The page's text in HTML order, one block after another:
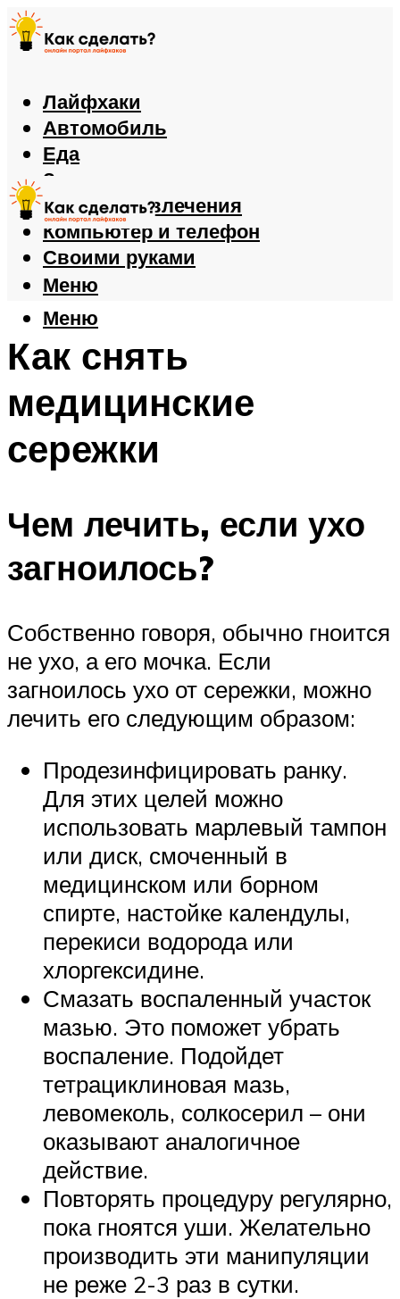
Лайфхаки
Автомобиль
Еда
Здоровье
Игры и развлечения
Компьютер и телефон
Своими руками
Меню
Меню
Как снять
медицинские
сережки
Чем лечить, если ухо
загноилось?
Собственно говоря, обычно гноится
не ухо, а его мочка. Если
загноилось ухо от сережки, можно
лечить его следующим образом:
Продезинфицировать ранку.
Для этих целей можно
использовать марлевый тампон
или диск, смоченный в
медицинском или борном
спирте, настойке календулы,
перекиси водорода или
хлоргексидине.
Смазать воспаленный участок
мазью. Это поможет убрать
воспаление. Подойдет
тетрациклиновая мазь,
левомеколь, солкосерил – они
оказывают аналогичное
действие.
Повторять процедуру регулярно,
пока гноятся уши. Желательно
производить эти манипуляции
не реже 2-3 раз в сутки.